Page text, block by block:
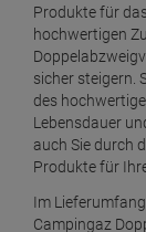
Produkte für
hochwertigen
sicher steigern.
des
Lebensdauer
auch Sie durch
Produkte für
Im
Campingaz